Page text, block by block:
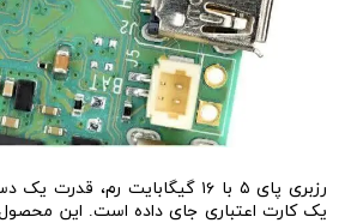
رزبری پای ۵ با ۱۶ گیگابایت رم،
یک کارت اعتباری جای داده است. این